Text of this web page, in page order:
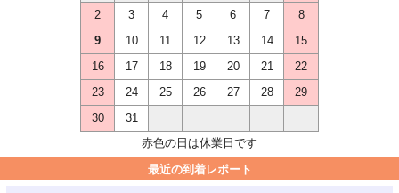
2
3 4 5 6 7
8
9
10 11 12 13 14
15
16
17 18 19 20 21
22
23
24 25 26 27 28
29
30
31
赤色の日は休業日です
最近の到着レポート